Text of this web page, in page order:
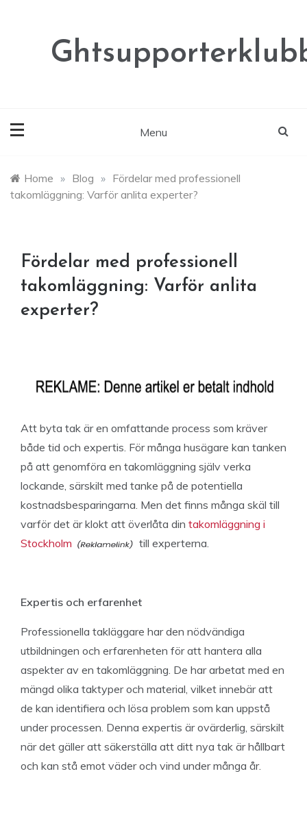
Menu
Home » Blog » Fördelar med professionell
takomläggning: Varför anlita experter?
Fördelar med professionell
takomläggning: Varför anlita
experter?
Att byta tak är en omfattande process som kräver
både tid och expertis. För många husägare kan tanken
på att genomföra en takomläggning själv verka
lockande, särskilt med tanke på de potentiella
kostnadsbesparingarna. Men det finns många skäl till
varför det är klokt att överlåta din takomläggning i
Stockholm
till experterna.
Expertis och erfarenhet
Professionella takläggare har den nödvändiga
utbildningen och erfarenheten för att hantera alla
aspekter av en takomläggning. De har arbetat med en
mängd olika taktyper och material, vilket innebär att
de kan identifiera och lösa problem som kan uppstå
under processen. Denna expertis är ovärderlig, särskilt
när det gäller att säkerställa att ditt nya tak är hållbart
och kan stå emot väder och vind under många år.